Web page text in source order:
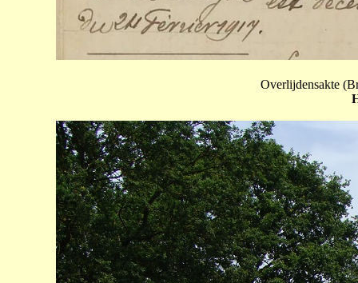
Overlijdensakte